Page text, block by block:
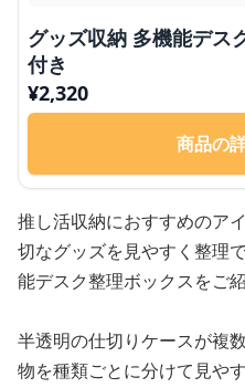
グッズ収納 多機能デス
付き
¥2,320
商品の
推し活収納におすすめのア
切なグッズを見やすく整理
能デスク整理ボックスをご紹
半透明の仕切りケースが複
物を種類ごとに分けて見や